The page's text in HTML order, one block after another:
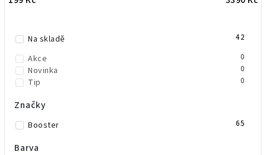
Abecedně
Na skladě 42
Akce 0
Novinka 0
Tip 0
Značky
Booster 65
Barva